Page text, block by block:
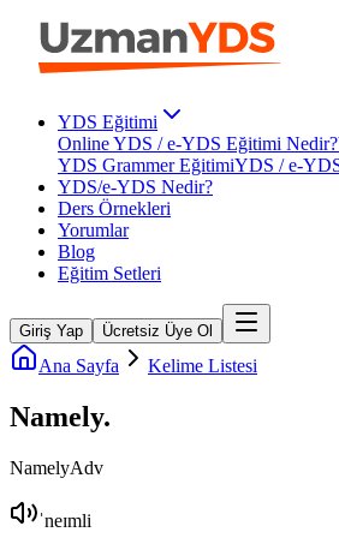
YDS Eğitimi
Online YDS / e-YDS Eğitimi Nedir?
YDS Grammer EğitimiYDS / e-
YDS/e-YDS Nedir?
Ders Örnekleri
Yorumlar
Blog
Eğitim Setleri
Giriş Yap Ücretsiz Üye Ol
Ana Sayfa Kelime Listesi
Namely.
NamelyAdv
ˈneɪmli